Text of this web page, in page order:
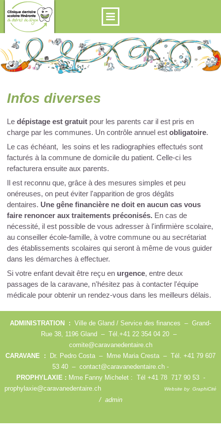
Infos diverses
Ledépistage est gratuit pour les parents car il est pris en
charge par les communes. Un contrôle annuel estobligatoire.
Le cas échéant, les soins et les radiographies effectués sont
facturés à la commune de domicile du patient. Celle-ci les
refacturera ensuite aux parents.
Il est reconnu que, grâce à des mesures simples et peu
onéreuses, on peut éviter l'apparition de gros dégâts
dentaires. Une gêne financière ne doit en aucun cas vous
faire renoncer aux traitements préconisés. En cas de
nécessité, il est possible de vous adresser à l'infirmière scolaire,
au conseiller école-famille, à votre commune ou au secrétariat
des établissements scolaires qui seront à même de vous guider
dans les démarches à effectuer.
Si votre enfant devait être reçu en urgence, entre deux
passages de la caravane, n'hésitez pas à contacter l'équipe
médicale pour obtenir un rendez-vous dans les meilleurs délais.
ADMINISTRATION : Ville de Gland / Service des finances – Grand-
Rue 38, 1196 Gland – Tél.+41 22 354 04 20 –
comite@caravanedentaire.ch
CARAVANE :
Dr. Pedro Costa – Mme Maria Cresta – Tél. +41 79 607
53 40 – contact@caravanedentaire.ch -
PROPHYLAXIE : Mme Fanny Michelet : Tél +41 78 717 90 53 -
prophylaxie@caravanedentaire.ch
Website by GraphiCité
/ admin